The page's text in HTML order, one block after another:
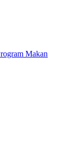
Makan